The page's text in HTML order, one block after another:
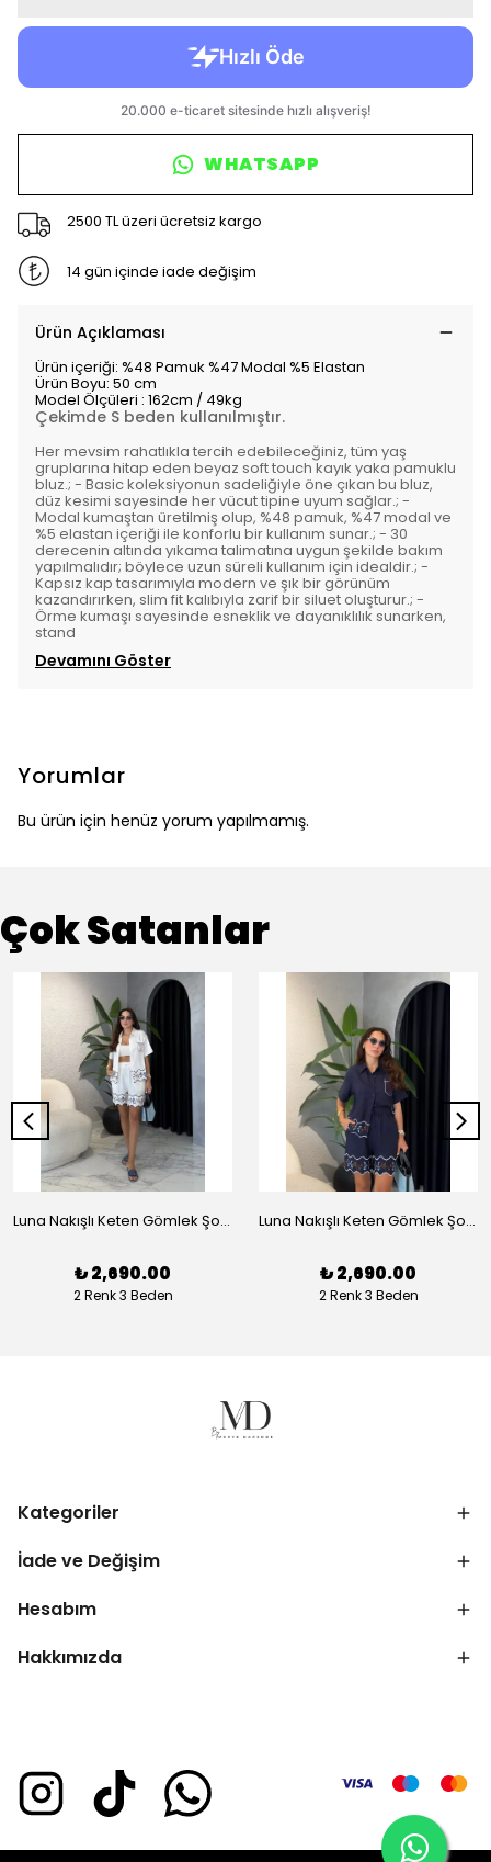
WHATSAPP
2500 TL üzeri ücretsiz kargo
14 gün içinde iade değişim
Ürün Açıklaması
Ürün içeriği: %48 Pamuk %47 Modal %5 Elastan
Ürün Boyu: 50 cm
Model Ölçüleri : 162cm / 49kg
Çekimde S beden kullanılmıştır.
Her mevsim rahatlıkla tercih edebileceğiniz, tüm yaş
gruplarına hitap eden beyaz soft touch kayık yaka pamuklu
bluz.; - Basic koleksiyonun sadeliğiyle öne çıkan bu bluz,
düz kesimi sayesinde her vücut tipine uyum sağlar.; -
Modal kumaştan üretilmiş olup, %48 pamuk, %47 modal ve
%5 elastan içeriği ile konforlu bir kullanım sunar.; - 30
derecenin altında yıkama talimatına uygun şekilde bakım
yapılmalıdır; böylece uzun süreli kullanım için idealdir.; -
Kapsız kap tasarımıyla modern ve şık bir görünüm
kazandırırken, slim fit kalıbıyla zarif bir siluet oluşturur.; -
Örme kumaşı sayesinde esneklik ve dayanıklılık sunarken,
stand
Devamını Göster
Yorumlar
Bu ürün için henüz yorum yapılmamış.
Çok Satanlar
Luna Nakışlı Keten Gömlek Şort Takım - Beyaz
₺ 2,690.00
2 Renk 3 Beden
Luna Nakışlı Keten Gömlek Şort Takım - Lacivert
₺ 2,690.00
2 Renk 3 Beden
Kategoriler
İade ve Değişim
Hesabım
Hakkımızda